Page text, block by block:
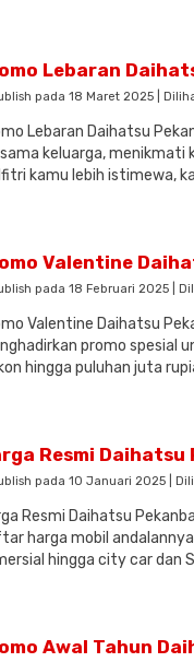
Lebaran
pada 18 Maret 2025 |
Lebaran Daihatsu
keluarga, menikmati
kamu lebih istimewa,
Valentine
pada 18 Februari 2025 |
Valentine Daihatsu
promo spesial
hingga puluhan juta
Resmi
pada 10 Januari 2025 |
Resmi Daihatsu
harga mobil
hingga city car dan
Awal Tahun